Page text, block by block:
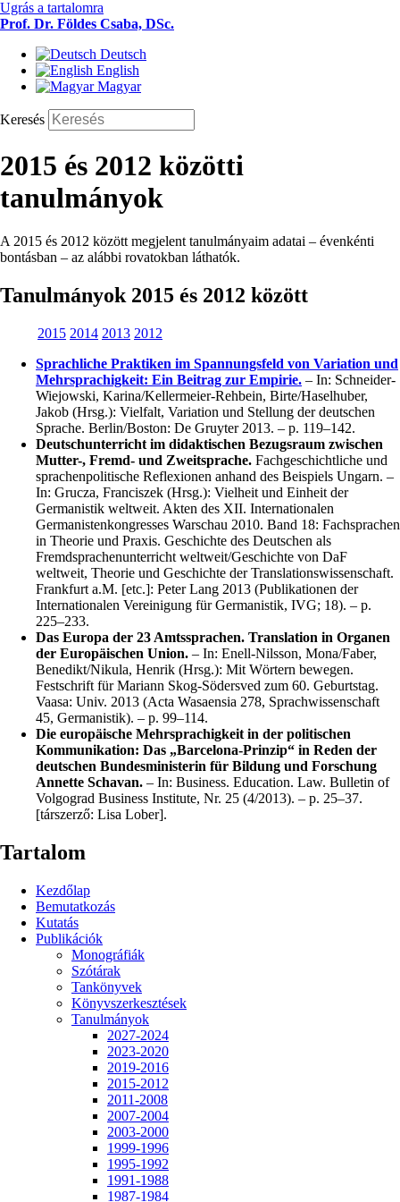
Ugrás a tartalomra
Prof. Dr. Földes Csaba, DSc.
Deutsch
English
Magyar
Keresés
2015 és 2012 közötti
tanulmányok
A 2015 és 2012 között megjelent tanulmányaim adatai – évenkénti
bontásban – az alábbi rovatokban láthatók.
Tanulmányok 2015 és 2012 között
2015 2014 2013 2012
Sprachliche Praktiken im Spannungsfeld von Variation und
Mehrsprachigkeit: Ein Beitrag zur Empirie. – In: Schneider-
Wiejowski, Karina/Kellermeier-Rehbein, Birte/Haselhuber,
Jakob (Hrsg.): Vielfalt, Variation und Stellung der deutschen
Sprache. Berlin/Boston: De Gruyter 2013. – p. 119–142.
Deutschunterricht im didaktischen Bezugsraum zwischen
Mutter-, Fremd- und Zweitsprache. Fachgeschichtliche und
sprachenpolitische Reflexionen anhand des Beispiels Ungarn. –
In: Grucza, Franciszek (Hrsg.): Vielheit und Einheit der
Germanistik weltweit. Akten des XII. Internationalen
Germanistenkongresses Warschau 2010. Band 18: Fachsprachen
in Theorie und Praxis. Geschichte des Deutschen als
Fremdsprachenunterricht weltweit/Geschichte von DaF
weltweit, Theorie und Geschichte der Translationswissenschaft.
Frankfurt a.M. [etc.]: Peter Lang 2013 (Publikationen der
Internationalen Vereinigung für Germanistik, IVG; 18). – p.
225–233.
Das Europa der 23 Amtssprachen. Translation in Organen
der Europäischen Union. – In: Enell-Nilsson, Mona/Faber,
Benedikt/Nikula, Henrik (Hrsg.): Mit Wörtern bewegen.
Festschrift für Mariann Skog-Södersved zum 60. Geburtstag.
Vaasa: Univ. 2013 (Acta Wasaensia 278, Sprachwissenschaft
45, Germanistik). – p. 99–114.
Die europäische Mehrsprachigkeit in der politischen
Kommunikation: Das „Barcelona-Prinzip“ in Reden der
deutschen Bundesministerin für Bildung und Forschung
Annette Schavan. – In: Business. Education. Law. Bulletin of
Volgograd Business Institute, Nr. 25 (4/2013). – p. 25–37.
[társzerző: Lisa Lober].
Tartalom
Kezdőlap
Bemutatkozás
Kutatás
Publikációk
Monográfiák
Szótárak
Tankönyvek
Könyvszerkesztések
Tanulmányok
2027-2024
2023-2020
2019-2016
2015-2012
2011-2008
2007-2004
2003-2000
1999-1996
1995-1992
1991-1988
1987-1984